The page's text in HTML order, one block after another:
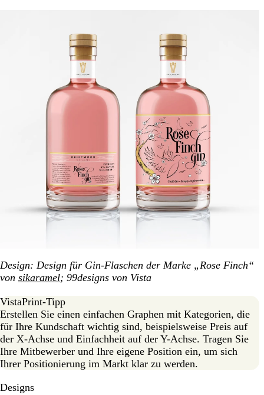
Design: Design für Gin-Flaschen der Marke „Rose Finch“
von sikaramel; 99designs von Vista
VistaPrint-Tipp
Erstellen Sie einen einfachen Graphen mit Kategorien, die
für Ihre Kundschaft wichtig sind, beispielsweise Preis auf
der X-Achse und Einfachheit auf der Y-Achse. Tragen Sie
Ihre Mitbewerber und Ihre eigene Position ein, um sich
Ihrer Positionierung im Markt klar zu werden.
Designs